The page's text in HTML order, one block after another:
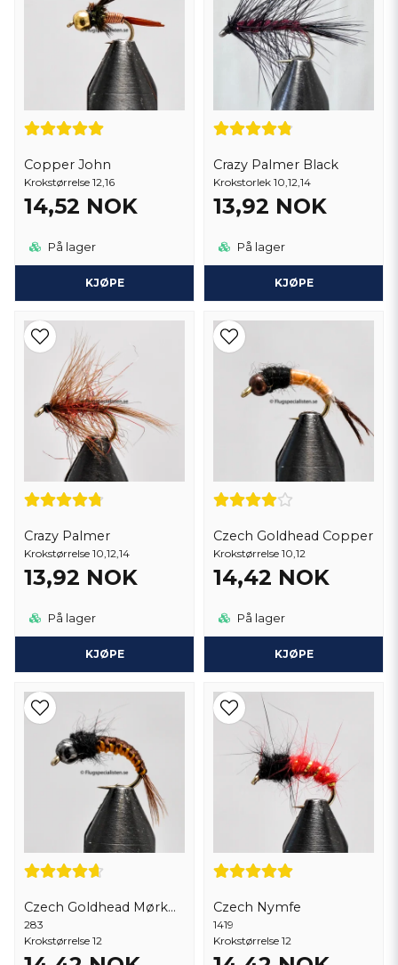
Copper John
Krokstørrelse 12,16
14,52 NOK
På lager
KJØPE
Crazy Palmer Black
Krokstorlek 10,12,14
13,92 NOK
På lager
KJØPE
Crazy Palmer
Krokstørrelse 10,12,14
13,92 NOK
På lager
KJØPE
Czech Goldhead Copper
Krokstørrelse 10,12
14,42 NOK
På lager
KJØPE
Czech Goldhead Mørkbrun
283
Krokstørrelse 12
Czech Nymfe
1419
Krokstørrelse 12